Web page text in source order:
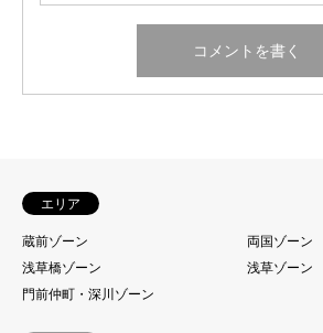
エリア
蔵前ゾーン
両国ゾーン
浅草橋ゾーン
浅草ゾーン
門前仲町・深川ゾーン